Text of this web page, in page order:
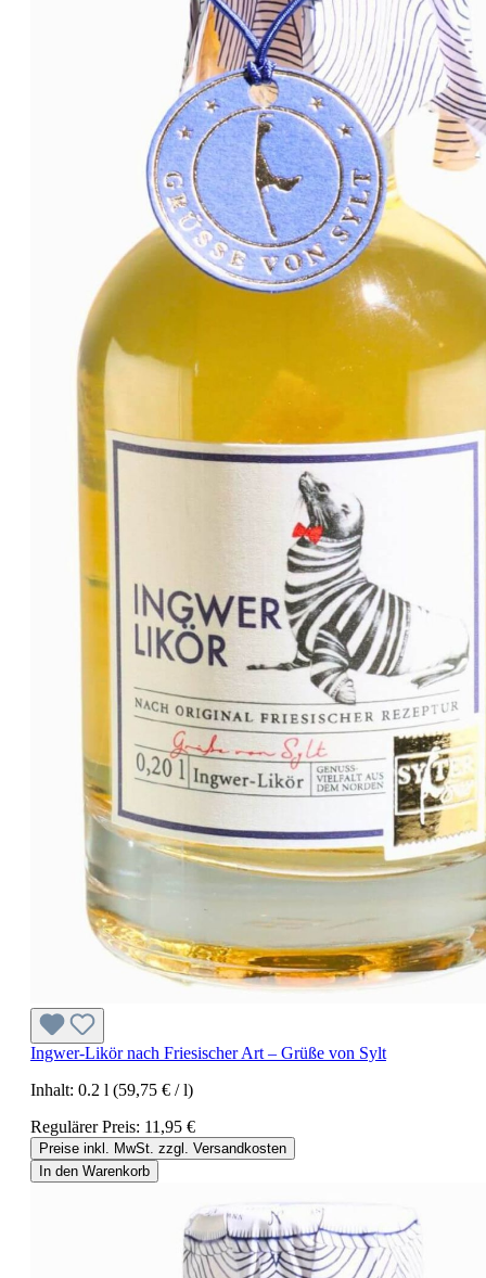
Ingwer-Likör nach Friesischer Art – Grüße von Sylt
Inhalt: 0.2 l (59,75 € / l)
Regulärer Preis: 11,95 €
Preise inkl. MwSt. zzgl. Versandkosten
In den Warenkorb